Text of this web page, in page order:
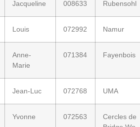
Jacqueline 008633 Rubensohl
Louis 072992 Namur
Anne-
Marie
071384 Fayenbois
Jean-Luc 072768 UMA
Yvonne 072563
Cercles de